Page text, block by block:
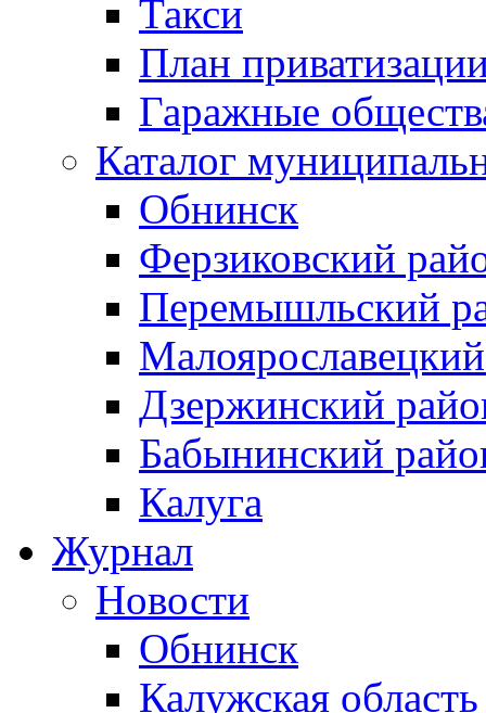
Такси
План
Гаражные
Каталог
Обнинск
Ферзиковский
Перемышльский
Дзержинский
Бабынинский
Калуга
Журнал
Новости
Обнинск
Калужская область